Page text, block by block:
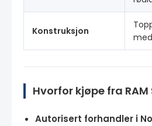
Konstruksjon
Hvorfor kjøpe fra RAM
Autorisert forhandler i